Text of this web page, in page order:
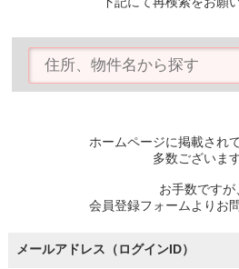
物件を探す
購入TOP
条件から探す
住宅ローン控除シミュレータ
ホームページに掲載され
多数ございます
お手数ですが
会員登録フォームよりお
メールアドレス（ログインID）